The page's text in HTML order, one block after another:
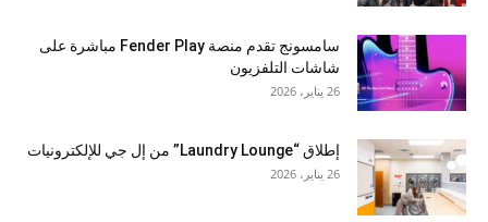
سامسونج تقدم منصة Fender Play مباشرة على
شاشات التلفزيون
26 يناير، 2026
إطلاق “Laundry Lounge” من إل جي للإلكترونيات
26 يناير، 2026